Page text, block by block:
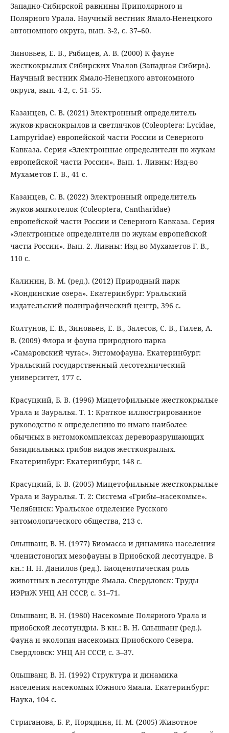
Западно-Сибирской равнины Приполярного и
Полярного Урала. Научный вестник Ямало-Ненецкого
автономного округа, вып. 3-2, с. 37–60.
Зиновьев, Е. В., Рябицев, А. В. (2000) К фауне
жесткокрылых Сибирских Увалов (Западная Сибирь).
Научный вестник Ямало-Ненецкого автономного
округа, вып. 4-2, с. 51–55.
Казанцев, С. В. (2021) Электронный определитель
жуков-краснокрылов и светлячков (Coleoptera: Lycidae,
Lampyridae) европейской части России и Северного
Кавказа. Серия «Электронные определители по жукам
европейской части России». Вып. 1. Ливны: Изд-во
Мухаметов Г. В., 41 с.
Казанцев, С. В. (2022) Электронный определитель
жуков-мягкотелок (Coleoptera, Cantharidae)
европейской части России и Северного Кавказа. Серия
«Электронные определители по жукам европейской
части России». Вып. 2. Ливны: Изд-во Мухаметов Г. В.,
110 с.
Калинин, В. М. (ред.). (2012) Природный парк
«Кондинские озера». Екатеринбург: Уральский
издательский полиграфический центр, 396 с.
Колтунов, Е. В., Зиновьев, Е. В., Залесов, С. В., Гилев, А.
В. (2009) Флора и фауна природного парка
«Самаровский чугас». Энтомофауна. Екатеринбург:
Уральский государственный лесотехнический
университет, 177 с.
Красуцкий, Б. В. (1996) Мицетофильные жесткокрылые
Урала и Зауралья. Т. 1: Краткое иллюстрированное
руководство к определению по имаго наиболее
обычных в энтомокомплексах дереворазрушающих
базидиальных грибов видов жесткокрылых.
Екатеринбург: Екатеринбург, 148 с.
Красуцкий, Б. В. (2005) Мицетофильные жесткокрылые
Урала и Зауралья. Т. 2: Система «Грибы–насекомые».
Челябинск: Уральское отделение Русского
энтомологического общества, 213 с.
Ольшванг, В. Н. (1977) Биомасса и динамика населения
членистоногих мезофауны в Приобской лесотундре. В
кн.: Н. Н. Данилов (ред.). Биоценотическая роль
животных в лесотундре Ямала. Свердловск: Труды
ИЭРиЖ УНЦ АН СССР, с. 31–71.
Ольшванг, В. Н. (1980) Насекомые Полярного Урала и
приобской лесотундры. В кн.: В. Н. Ольшванг (ред.).
Фауна и экология насекомых Приобского Севера.
Свердловск: УНЦ АН СССР, с. 3–37.
Ольшванг, В. Н. (1992) Структура и динамика
населения насекомых Южного Ямала. Екатеринбург:
Наука, 104 с.
Стриганова, Б. Р., Порядина, Н. М. (2005) Животное